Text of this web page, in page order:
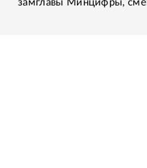
замглавы Минцифры,